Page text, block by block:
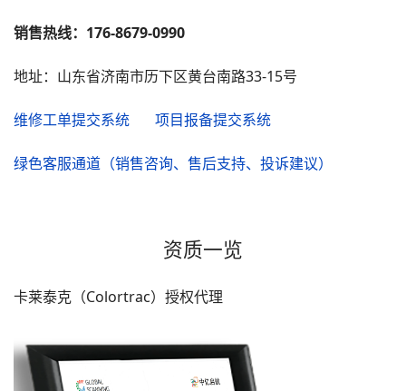
销售热线：176-8679-0990
地址：山东省济南市历下区黄台南路33-15号
维修工单提交系统 项目报备提交系统
绿色客服通道（销售咨询、售后支持、投诉建议）
资质一览
卡莱泰克（Colortrac）授权代理